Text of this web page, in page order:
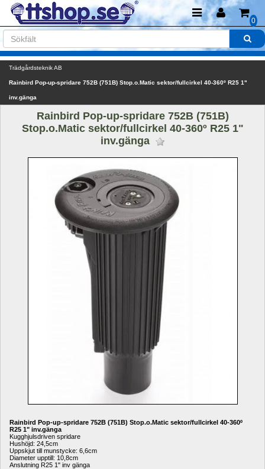
0
Trädgårdsteknik AB
Rainbird Pop-up-spridare 752B (751B) Stop.o.Matic sektor/fullcirkel 40-360º R25 1"
inv.gänga
Rainbird Pop-up-spridare 752B (751B)
Stop.o.Matic sektor/fullcirkel 40-360º R25 1"
inv.gänga
Rainbird Pop-up-spridare 752B (751B) Stop.o.Matic sektor/fullcirkel 40-360º
R25 1" inv.gänga
Kugghjulsdriven spridare
Hushöjd: 24,5cm
Uppskjut till munstycke: 6,6cm
Diameter upptill: 10,8cm
Anslutning R25 1" inv gänga